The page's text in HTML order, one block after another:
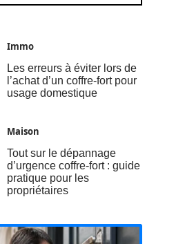
Immo
Les erreurs à éviter lors de
l’achat d’un coffre-fort pour
usage domestique
Maison
Tout sur le dépannage
d’urgence coffre-fort : guide
pratique pour les
propriétaires